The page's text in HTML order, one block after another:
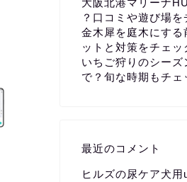
大阪北港マリーナ
？口コミや遊び場を
金木犀を庭木にする
ットと対策をチェッ
いちご狩りのシーズ
で？旬な時期もチェ
最近のコメント
ヒルズの尿ケア犬